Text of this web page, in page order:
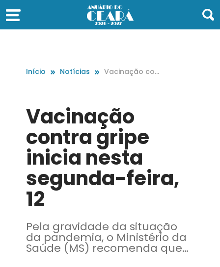
Início Notícias
Vacinação con
Vacinação
contra gripe
inicia nesta
segunda-feira,
12
Pela gravidade da situação
da pandemia, o Ministério da
Saúde (MS) recomenda que
seja priorizada a vacina